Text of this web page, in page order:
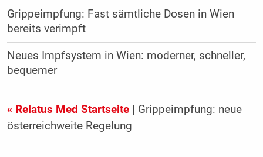
Grippeimpfung: Fast sämtliche Dosen in Wien
bereits verimpft
Neues Impfsystem in Wien: moderner, schneller,
bequemer
« Relatus Med Startseite| Grippeimpfung: neue
österreichweite Regelung